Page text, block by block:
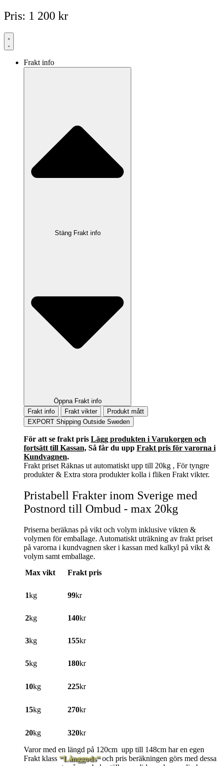
Pris: 1 200 kr
Frakt info
Stäng Frakt info
Öppna Frakt info
Frakt info
Frakt vikter
Produkt mått
EXPORT Shipping Outside Sweden
För att se frakt pris Lägg produkten i Varukorgen och
fortsätt till Kassan, Så får du upp Frakt pris för varorna i
Kundvagnen.
Frakt priset Räknas ut automatiskt upp till 20kg , För tyngre
produkter & Extra stora produkter kolla i fliken Frakt vikter.
Pristabell Frakter inom Sverige med
Postnord till Ombud - max 20kg
Priserna beräknas på vikt och volym inklusive vikten &
volymen för emballage. Automatiskt uträkning av frakt priset
på varorna i kundvagnen sker i kassan med kalkyl på vikt &
volym samt emballage.
Max vikt
Frakt pris
1kg 99kr
2kg 140kr
3kg 155kr
5kg 180kr
10kg 225kr
15kg 270kr
20kg 320kr
Varor med en längd på 120cm upp till 148cm har en egen
Frakt klass “Långgods“och pris beräkningen görs med dessa